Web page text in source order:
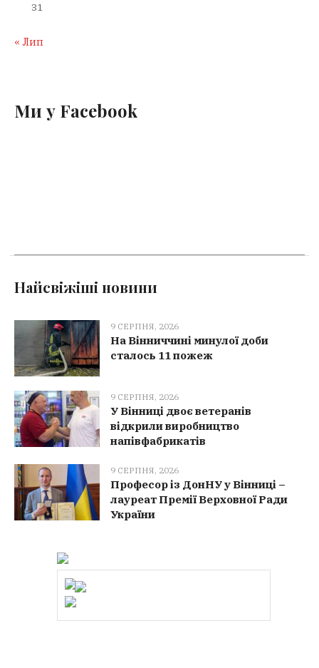
« Лип
31
Ми у Facebook
Найсвіжіші новини
9 СЕРПНЯ, 2026
На Вінниччині минулої доби
сталось 11 пожеж
9 СЕРПНЯ, 2026
У Вінниці двоє ветеранів
відкрили виробництво
напівфабрикатів
9 СЕРПНЯ, 2026
Професор із ДонНУ у Вінниці –
лауреат Премії Верховної Ради
України